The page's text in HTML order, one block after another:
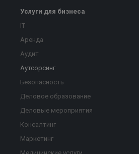
Услуги для бизнеса
IT
Аренда
Аудит
Аутсорсинг
Безопасность
Деловое образование
Деловые мероприятия
Консалтинг
Маркетинг